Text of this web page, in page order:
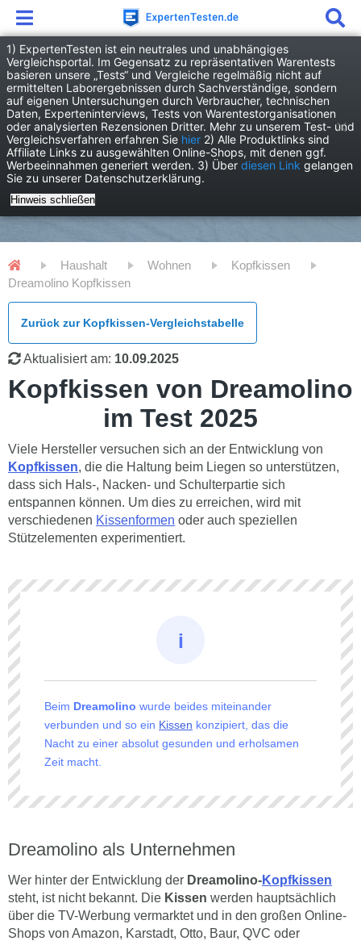
1) ExpertenTesten ist ein neutrales und unabhängiges
Vergleichsportal. Im Gegensatz zu repräsentativen Warentests
basieren unsere „Tests“ und Vergleiche regelmäßig nicht auf
ermittelten Laborergebnissen durch Sachverständige, sondern
auf eigenen Untersuchungen durch Verbraucher, technischen
Daten, Experteninterviews, Tests von Warentestorganisationen
oder analysierten Rezensionen Dritter. Mehr zu unserem Test- und
Vergleichsverfahren erfahren Sie hier 2) Alle Produktlinks sind
Affiliate Links zu ausgewählten Online-Shops, mit denen ggf.
Werbeeinnahmen generiert werden. 3) Über diesen Link gelangen
Sie zu unserer Datenschutzerklärung.
Hinweis schließen
Haushalt Wohnen
Kopfkissen
Dreamolino Kopfkissen
Zurück zur Kopfkissen-Vergleichstabelle
Aktualisiert am: 10.09.2025
Kopfkissen von Dreamolino
im Test 2025
Viele Hersteller versuchen sich an der Entwicklung von
Kopfkissen, die die Haltung beim Liegen so unterstützen,
dass sich Hals-, Nacken- und Schulterpartie sich
entspannen können. Um dies zu erreichen, wird mit
verschiedenen Kissenformen oder auch speziellen
Stützelementen experimentiert.
Beim Dreamolino wurde beides miteinander
verbunden und so ein Kissen konzipiert, das die
Nacht zu einer absolut gesunden und erholsamen
Zeit macht.
Dreamolino als Unternehmen
Wer hinter der Entwicklung der Dreamolino-Kopfkissen
steht, ist nicht bekannt. Die Kissen werden hauptsächlich
über die TV-Werbung vermarktet und in den großen Online-
Shops von Amazon, Karstadt, Otto, Baur, QVC oder